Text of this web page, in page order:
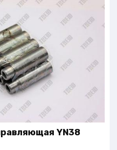
YN38